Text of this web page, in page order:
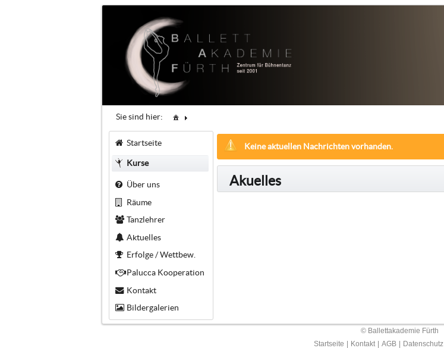
Sie sind hier:
Startseite
Kurse
Über uns
Räume
Tanzlehrer
Aktuelles
Erfolge / Wettbew.
Palucca Kooperation
Kontakt
Bildergalerien
Keine aktuellen Nachrichten vorhanden.
Akuelles
© Ballettakademie Fürth
Startseite
Kontakt AGB Datenschutz